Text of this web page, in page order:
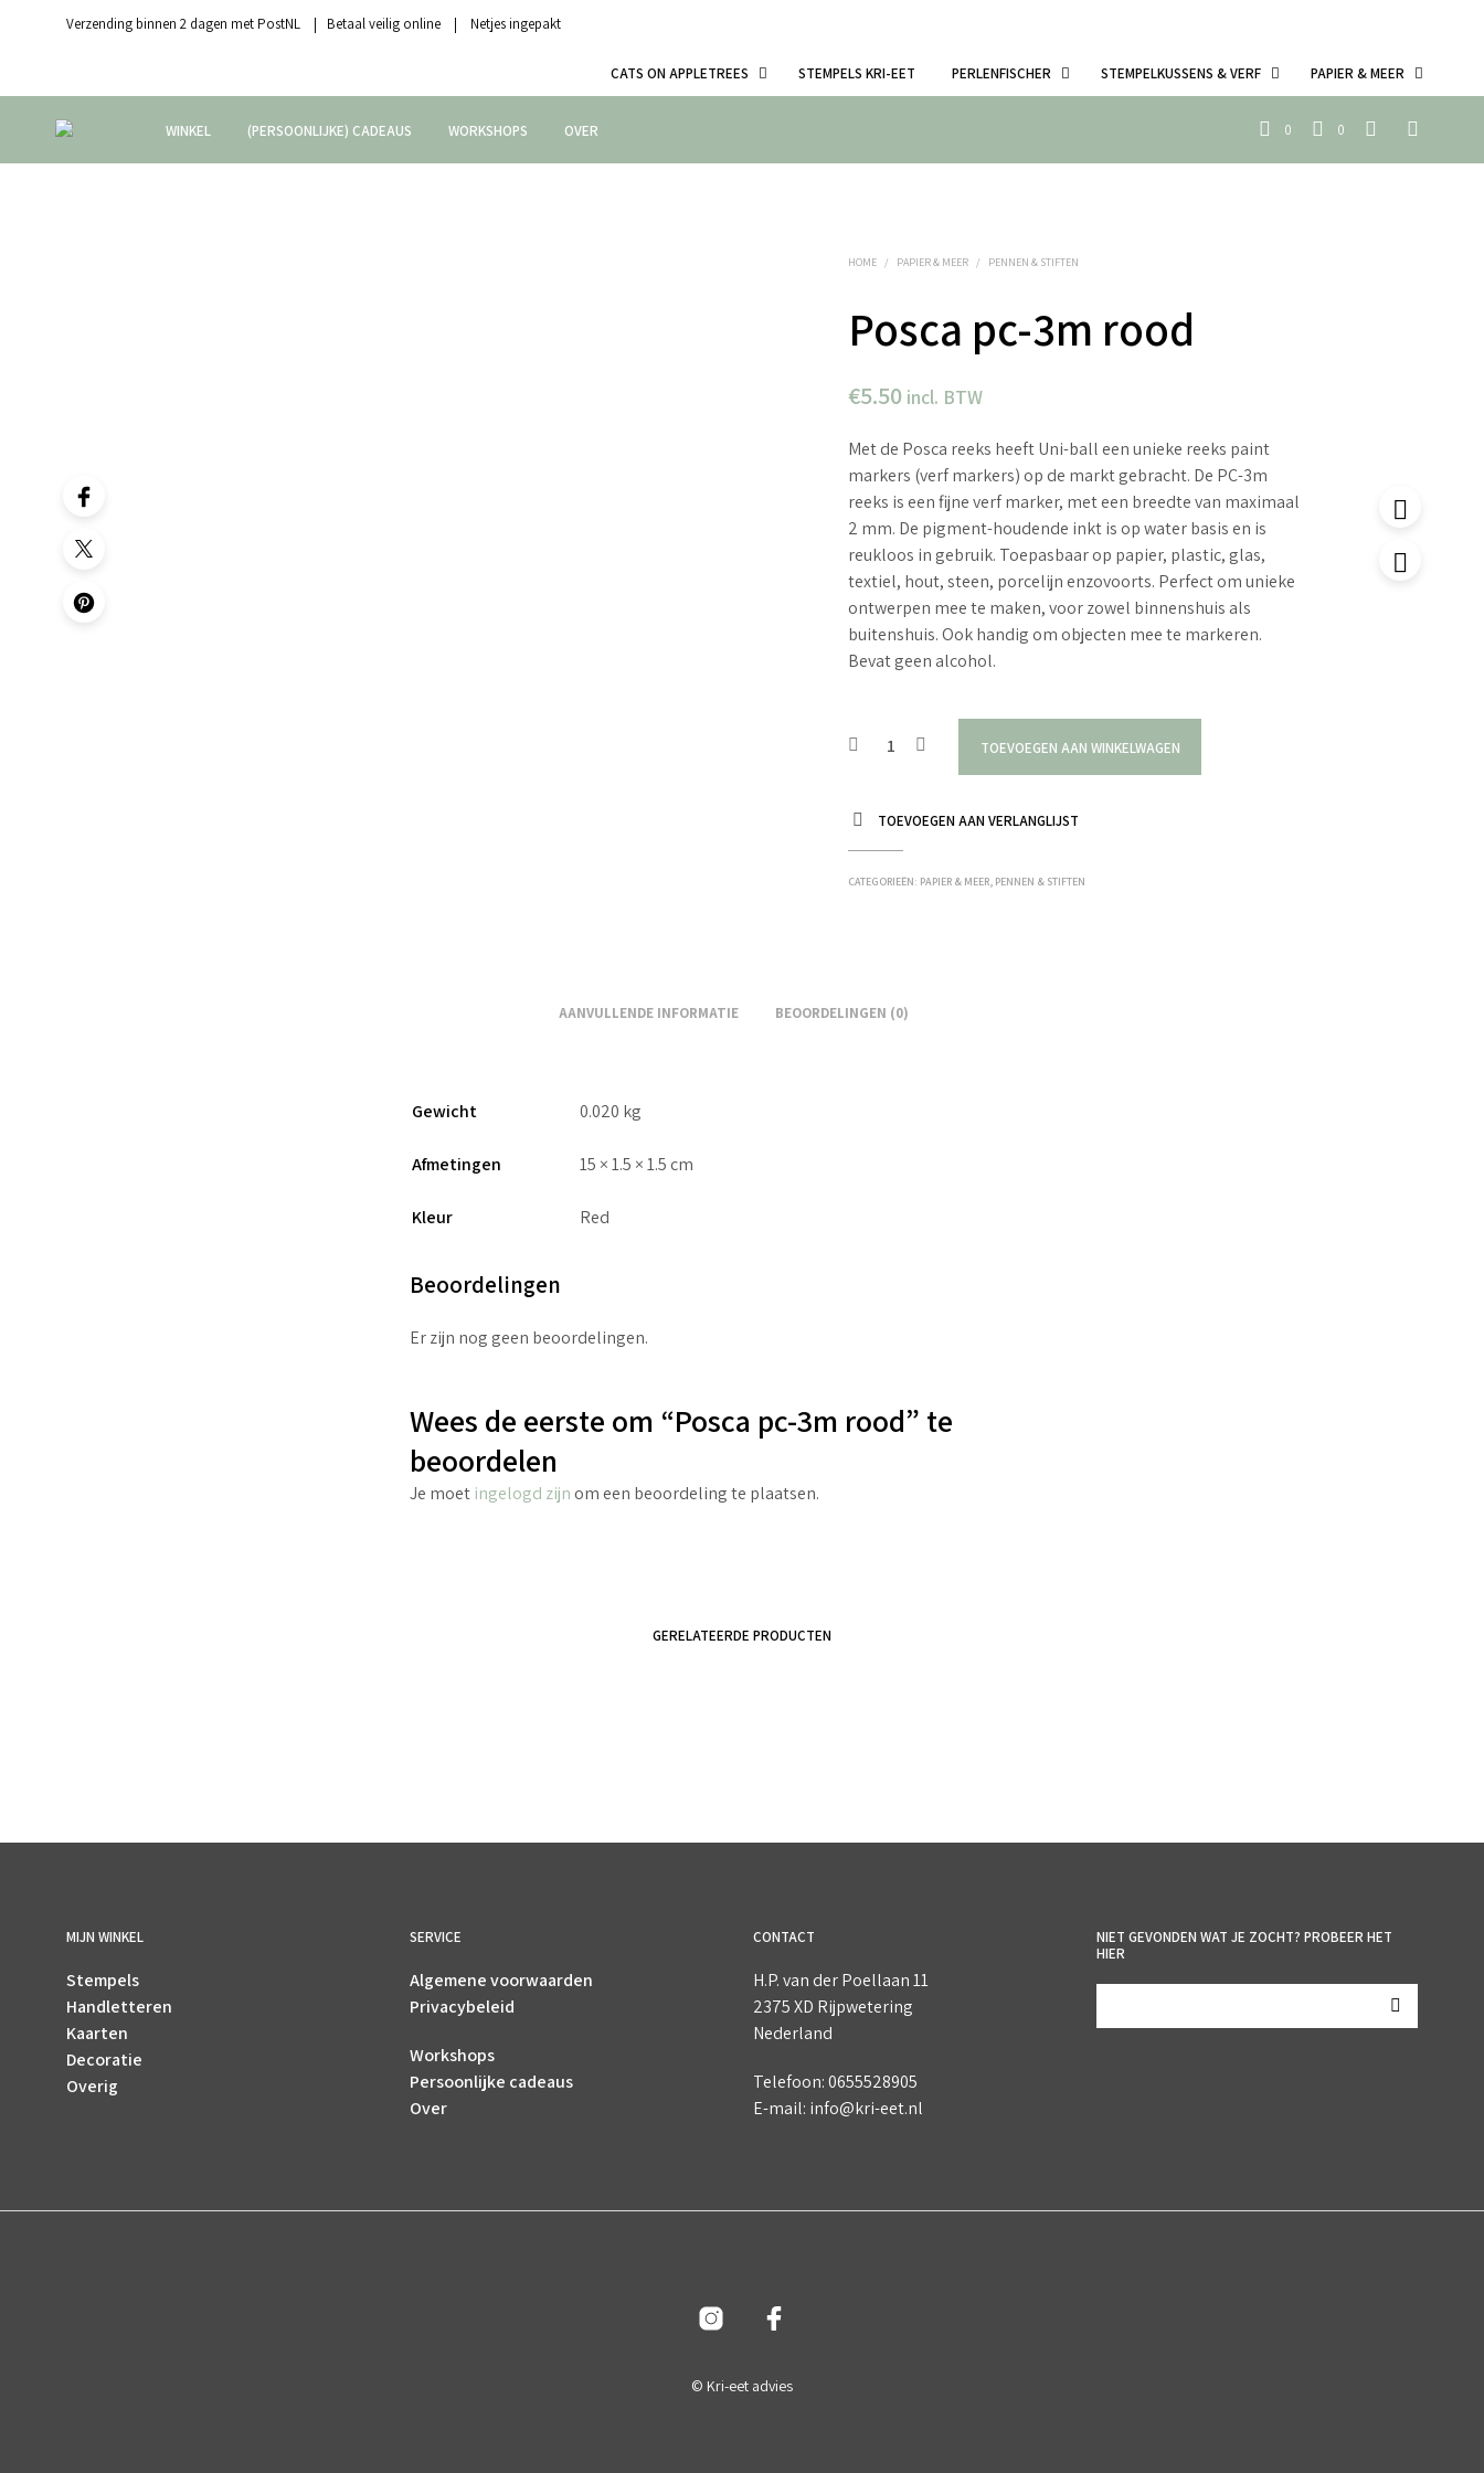
Verzending binnen 2 dagen met PostNL | Betaal veilig online | Netjes ingepakt
CATS ON APPLETREES STEMPELS KRI-EET PERLENFISCHER STEMPELKUSSENS & VERF PAPIER & MEER
WINKEL (PERSOONLIJKE) CADEAUS WORKSHOPS OVER 0 0
HOME / PAPIER & MEER / PENNEN & STIFTEN
Posca pc-3m rood
€5.50 incl. BTW
Met de Posca reeks heeft Uni-ball een unieke reeks paint
markers (verf markers) op de markt gebracht. De PC-3m
reeks is een fijne verf marker, met een breedte van maximaal
2 mm. De pigment-houdende inkt is op water basis en is
reukloos in gebruik. Toepasbaar op papier, plastic, glas,
textiel, hout, steen, porcelijn enzovoorts. Perfect om unieke
ontwerpen mee te maken, voor zowel binnenshuis als
buitenshuis. Ook handig om objecten mee te markeren.
Bevat geen alcohol.
TOEVOEGEN AAN WINKELWAGEN
TOEVOEGEN AAN VERLANGLIJST
CATEGORIEËN: PAPIER & MEER, PENNEN & STIFTEN
AANVULLENDE INFORMATIE BEOORDELINGEN (0)
Gewicht 0.020 kg
Afmetingen 15 × 1.5 × 1.5 cm
Kleur Red
Beoordelingen
Er zijn nog geen beoordelingen.
Wees de eerste om “Posca pc-3m rood” te
beoordelen
Je moet ingelogd zijnom een beoordeling te plaatsen.
GERELATEERDE PRODUCTEN
MIJN WINKEL
Stempels
Handletteren
Kaarten
Decoratie
Overig
SERVICE
Algemene voorwaarden
Privacybeleid
Workshops
Persoonlijke cadeaus
Over
CONTACT
H.P. van der Poellaan 11
2375 XD Rijpwetering
Nederland
Telefoon: 0655528905
E-mail: info@kri-eet.nl
NIET GEVONDEN WAT JE ZOCHT? PROBEER HET
HIER
© Kri-eet advies